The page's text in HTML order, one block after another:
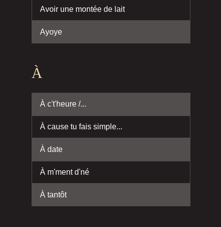
Avoir une montée de lait
Ayoye
À
À c't'heure /...
À cause tu fais simple...
À date
À m'ment d'né
À tantôt